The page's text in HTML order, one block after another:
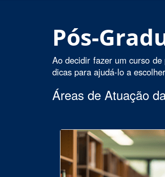
Pós-
Ao decidir fazer um curso
dicas para ajudá-lo a
Áreas de Atuação